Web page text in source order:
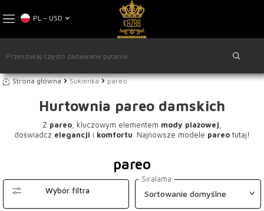
PL − USD
Strona główna Sukienka pareo
Hurtownia pareo damskich
Z pareo , kluczowym elementem mody plażowej
doświadcz elegancji i komfortu . Najnowsze modele pareo tutaj!
pareo
Wybór filtra
Sıralama